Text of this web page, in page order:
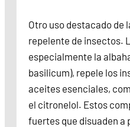
Otro uso destacado de
repelente de insectos.
especialmente la
basilicum), repele los
aceites esenciales,
el citronelol. Estos
fuertes que disuaden a